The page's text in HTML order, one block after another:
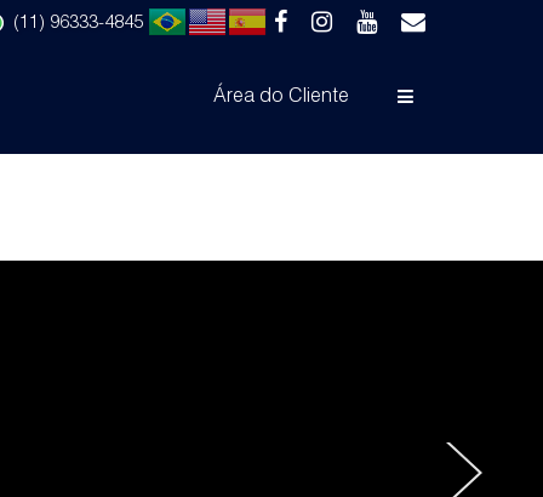
(11) 96333-4845
Área do Cliente
›